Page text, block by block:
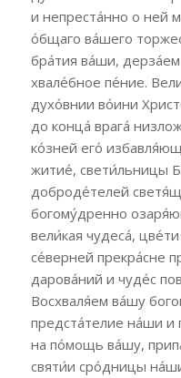
и непреста́нно о ней
о́бщаго ва́шего
бра́тия ва́ши,
хвале́бное пе́ние.
духо́внии во́ини
до конца́ врага́
ко́зней его́
житие́, свети́льницы
доброде́телей
богому́дренно
вели́кая чудеса́,
се́верней прекра́сне
дарова́ний и чуде́с
Восхваля́ем ва́шу
предста́телие на́ши и
на по́мощь ва́шу,
святи́и сро́дницы